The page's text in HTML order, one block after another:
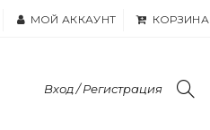
МОЙ АККАУНТ КОРЗИНА
Вход / Регистрация